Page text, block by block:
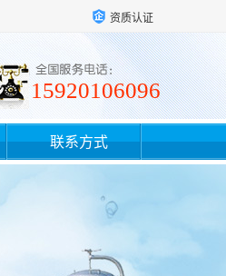
资质认证
15920106096
联系方式